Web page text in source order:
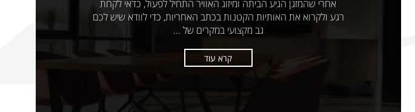
אחרי שהמזגן הגיע הביתה ומיזוג האוויר התחיל לפעול, כדאי לקחת
רגע ולקרוא את האותיות הקטנות בכתב האחריות, כדי לוודא שיש לכם
גב מקצועי במקרים של ...
קרא עוד